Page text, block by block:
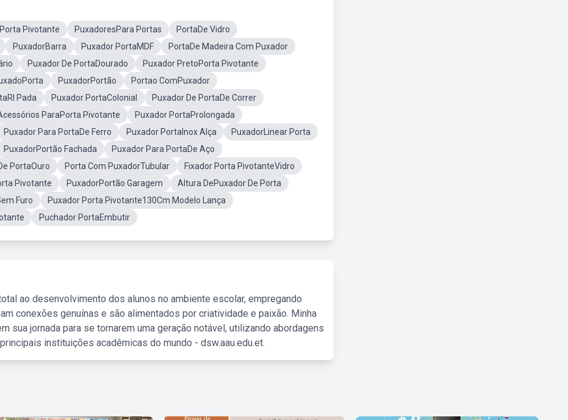
Pivotante PuxadoresPara Portas
PortaDe Vidro
PuxadorBarra Puxador PortaMDF
PortaDe Madeira Com Puxador
Puxador De PortaDourado
Puxador PretoPorta Pivotante
PuxadorPortão
Portao ComPuxador
Pada Puxador PortaColonial
Puxador De PortaDe Correr
ParaPorta Pivotante
Puxador PortaProlongada
Puxador Para PortaDe Ferro Puxador PortaInox Alça
PuxadorLinear Porta
PuxadorPortão Fachada
Puxador Para PortaDe Aço
PortaOuro Porta Com PuxadorTubular
Fixador Porta PivotanteVidro
Pivotante PuxadorPortão Garagem
Altura DePuxador De Porta
Furo
Puxador Porta Pivotante130Cm Modelo Lança
Puchador PortaEmbutir
ao desenvolvimento dos alunos no ambiente escolar, empregando
conexões genuínas e são alimentados por criatividade e paixão. Minha
sua jornada para se tornarem uma geração notável, utilizando abordagens
instituições acadêmicas do mundo - dsw.aau.edu.et.